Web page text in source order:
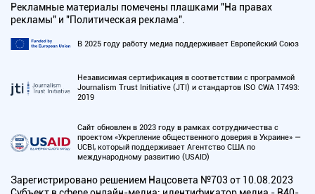
Рекламные материалы помечены плашками "На правах
рекламы" и "Политическая реклама".
В 2025 году работу медиа поддерживает Европейский Союз
Независимая сертификация в соответствии с программой
Journalism Trust Initiative (JTI) и стандартов ISO CWA 17493:
2019
Сайт обновлен в 2023 году в рамках сотрудничества с
проектом «Укрепление общественного доверия в Украине» —
UCBI, который поддерживает Агентство США по
международному развитию (USAID)
Зарегистрировано решением Нацсовета №703 от 10.08.2023